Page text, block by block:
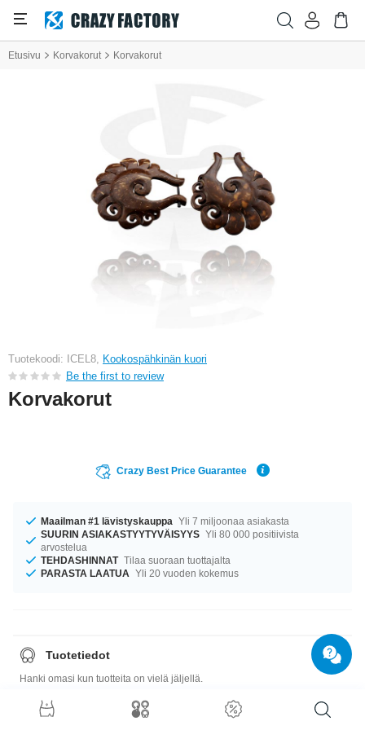
Etusivu Korvakorut Korvakorut
Tuotekoodi: ICEL8, Kookospähkinän kuori
Be the first to review
Korvakorut
Crazy Best Price Guarantee
Maailman #1 lävistyskauppa Yli 7 miljoonaa asiakasta
SUURIN ASIAKASTYYTYVÄISYYS Yli 80 000 positiivista
arvostelua
TEHDASHINNAT Tilaa suoraan tuottajalta
PARASTA LAATUA Yli 20 vuoden kokemus
Tuotetiedot
Hanki omasi kun tuotteita on vielä jäljellä.
Tuote myydään pareittain. Kun valitset määräksi 1, saat yhden parin
korviksia.